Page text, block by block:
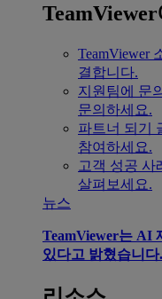
TeamViewer
결합니다.
지원팀에 문의
문의하세요.
파트너 되기
참여하세요.
고객 성공 사
살펴보세요.
뉴스
TeamViewer는 AI
있다고 밝혔습니다.